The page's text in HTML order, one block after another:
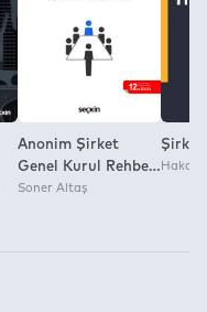
Anonim Şirket
Genel Kurul Rehberi
(Açıklamalı,
Soner Altaş
Hakan